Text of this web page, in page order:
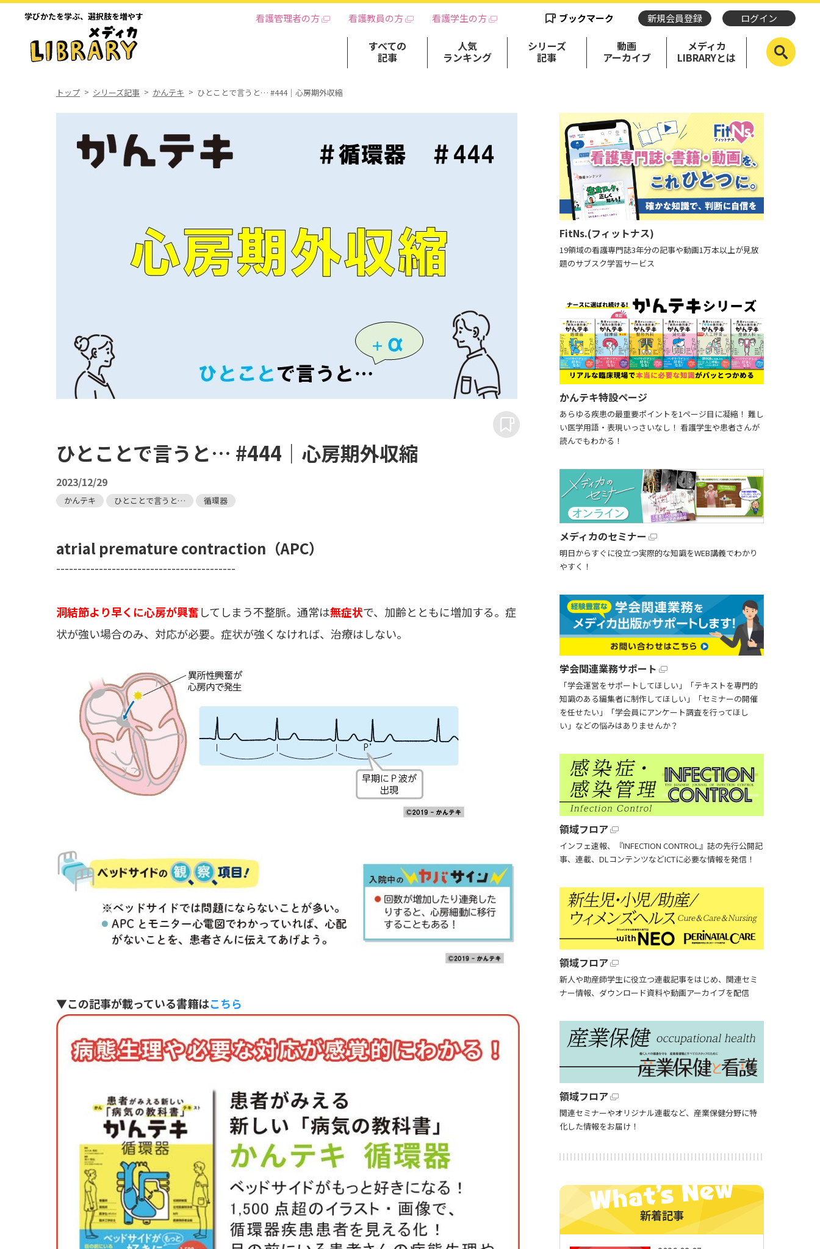
学びかたを学ぶ、 選択肢を増やす 看護管理者の方 看護教員の方 看護学生の方 ブックマーク 新規会員登録 ログイン
すべての
記事
人気
ランキング
シリーズ
記事
動画
アーカイブ
メディカ
LIBRARYとは
トップ シリーズ記事 かんテキ ひとことで言うと… #444｜心房期外収縮
ひとことで言うと… #444｜心房期外収縮
2023/12/29
かんテキ ひとことで言うと… 循環器
atrial premature contraction（APC）
------------------------------------------
洞結節より早くに心房が興奮してしまう不整脈。通常は無症状で、加齢とともに増加する。症
状が強い場合のみ、対応が必要。症状が強くなければ、治療はしない。
▼この記事が載っている書籍はこちら
FitNs.(フィットナス)
19領域の看護専門誌3年分の記事や動画1万本以上が見放
題のサブスク学習サービス
かんテキ特設ページ
あらゆる疾患の最重要ポイントを1ページ目に凝縮！ 難し
い医学用語・表現いっさいなし！ 看護学生や患者さんが
読んでもわかる！
メディカのセミナー
明日からすぐに役立つ実際的な知識をWEB講義でわかり
やすく！
学会関連業務サポート
「学会運営をサポートしてほしい」「テキストを専門的
知識のある編集者に制作してほしい」「セミナーの開催
を任せたい」「学会員にアンケート調査を行ってほし
い」などの悩みはありませんか？
領域フロア
インフェ速報、『INFECTION CONTROL』誌の先行公開記
事、連載、DLコンテンツなどICTに必要な情報を発信！
領域フロア
新人や助産師学生に役立つ連載記事をはじめ、関連セミ
ナー情報、ダウンロード資料や動画アーカイブを配信
領域フロア
関連セミナーやオリジナル連載など、産業保健分野に特
化した情報をお届け！
新着記事